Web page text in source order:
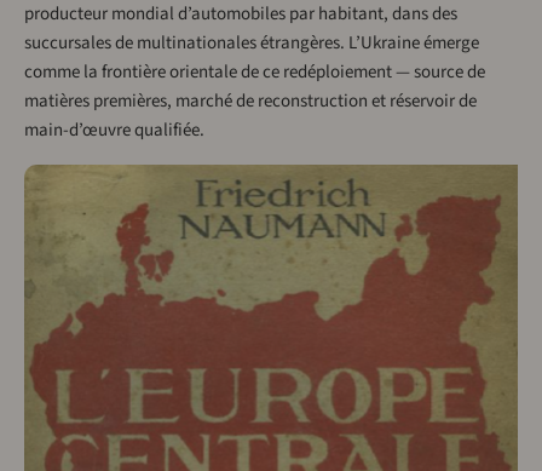
producteur mondial d’automobiles par habitant, dans des
succursales de multinationales étrangères. L’Ukraine émerge
comme la frontière orientale de ce redéploiement — source de
matières premières, marché de reconstruction et réservoir de
main-d’œuvre qualifiée.